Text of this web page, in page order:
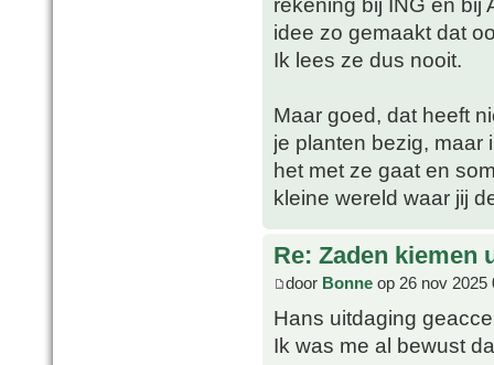
idee zo gemaakt dat
Ik lees ze dus nooit.
Maar goed, dat heeft
je planten bezig, maar
het met ze gaat en
kleine wereld waar jij
Re: Zaden kiemen
door Bonne op 26 nov 2025
Hans uitdaging
Ik was me al bewust